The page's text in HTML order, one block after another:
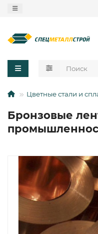
Цветные стали и
Бронзовые